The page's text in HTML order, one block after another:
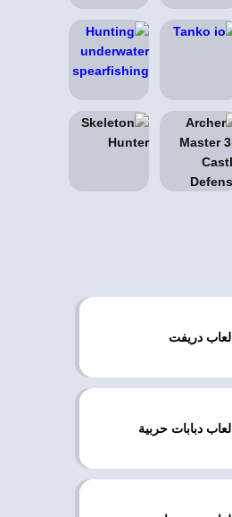
العاب دريفت
العاب دبابات حربية